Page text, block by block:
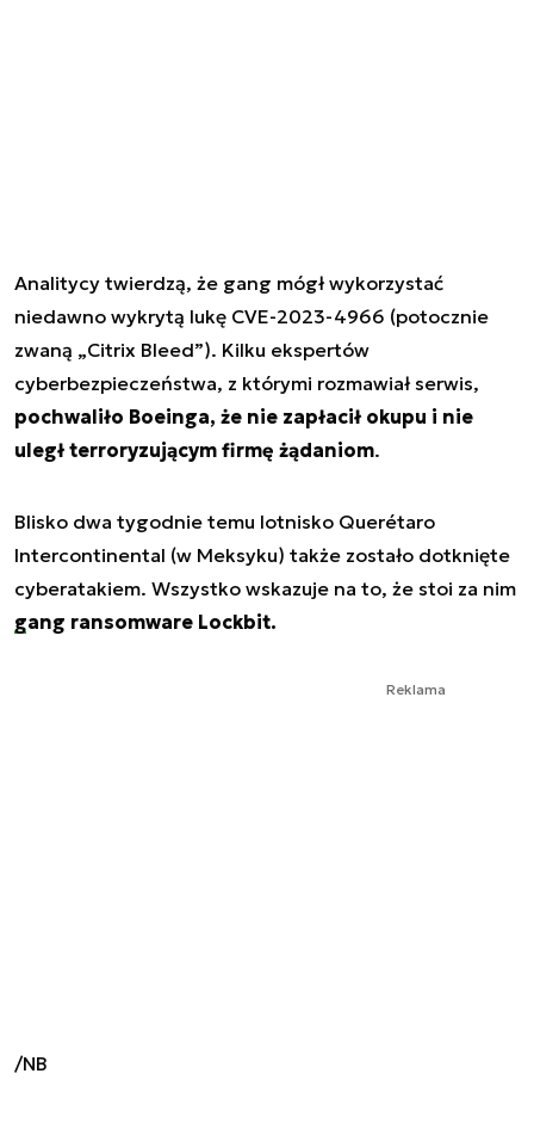
Analitycy twierdzą, że gang mógł wykorzystać
niedawno wykrytą lukę CVE-2023-4966 (potocznie
zwaną „Citrix Bleed”). Kilku ekspertów
cyberbezpieczeństwa, z którymi rozmawiał serwis,
pochwaliło Boeinga, że nie zapłacił okupu i nie
uległ terroryzującym firmę żądaniom.
Blisko dwa tygodnie temu lotnisko Querétaro
Intercontinental (w Meksyku) także zostało dotknięte
cyberatakiem. Wszystko wskazuje na to, że stoi za nim
gang ransomware Lockbit.
Reklama
/NB